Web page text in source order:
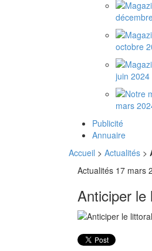
octobre
juin 2024
mars
Publicité
Annuaire
Accueil > Actualités >
Actualités 17 mars
Anticiper le